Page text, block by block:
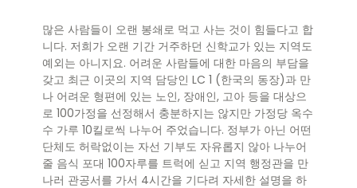
많은 사람들이 오랜 봉쇄로 먹고 사는 것이 힘들다고 합
니다. 저희가 오랜 기간 거주하던 신학교가 있는 지역도
예외는 아니지요. 어려운 사람들에 대한 마음의 부담을
갖고 최근 이곳의 지역 담당인 LC 1 (한국의 동장)과 만
나 어려운 형편에 있는 노인, 장애인, 고아 등을 대상으
로 100가정을 선정해서 충분하지는 않지만 가정당 옥수
수 가루 10킬로씩 나누어 주었습니다. 정부가 아닌 어떤
단체도 허락없이는 자선 기부도 자유롭지 않아 나누어
줄 음식 포대 100자루를 트럭에 싣고 지역 행정관을 만
나러 관공서를 가서 4시간을 기다려 자세한 설명을 하